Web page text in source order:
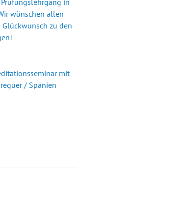
in
wünschen allen
zu den
mit
/ Spanien